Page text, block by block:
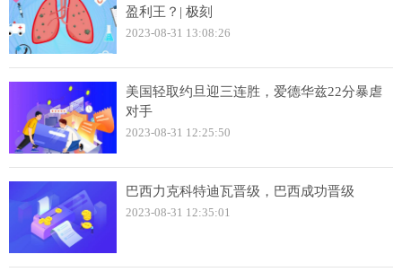
盈利王？| 极刻
2023-08-31 13:08:26
美国轻取约旦迎三连胜，爱德华兹22分暴虐
对手
2023-08-31 12:25:50
巴西力克科特迪瓦晋级，巴西成功晋级
2023-08-31 12:35:01